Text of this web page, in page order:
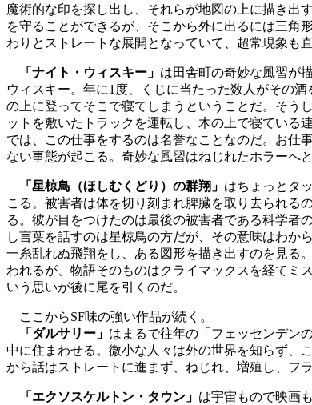
魔術的な印を探し出し、それらが地図の上に描き出
を守ることができるが、そこから外に出るには三
わりとストレートな展開となっていて、超常現象も
「ナイト・ウィスキー」 は田舎町の奇妙な風習が
ウィスキー。年に1度、くじに当たった数人がその
の上に登ってそこで寝てしまうということだ。そう
ットを敷いたトラックを運転し、木の上で寝ている
では、この仕事をするのは名誉なことなのだ。お仕
ない事態が起こる。奇妙な風習はねじれたホラーへ
「星椋鳥（ほしむくどり）の群翔」 はちょっとタ
こる。被害者は体を切り刻まれ脾臓を取り去られる
る。彼が目をつけたのは最後の被害者である科学者
し言葉を話すのは星椋鳥の方だが、その意味はわか
一糸乱れぬ飛翔をし、ある図形を描き出すのを見る
われるが、物語そのものはクライマックスを経てミ
いう思いが後に尾を引くのだ。
ここからSF味の強い作品が続く。
「ダルサリー」 はまるで往年の「フェッセンデン
中に住まわせる。微小な人々は外の世界を知らず、
から話はストレートに進まず、ねじれ、増殖し、フ
「エクソスケルトン・タウン」 は宇宙もので映画